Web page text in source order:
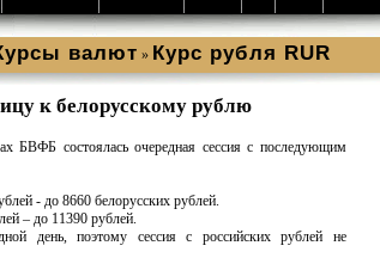
валют » Курс рубля RUR
к белорусскому рублю
БВФБ состоялась очередная сессия с последующим
- до 8660 белорусских рублей.
– до 11390 рублей.
день, поэтому сессия с российских рублей не